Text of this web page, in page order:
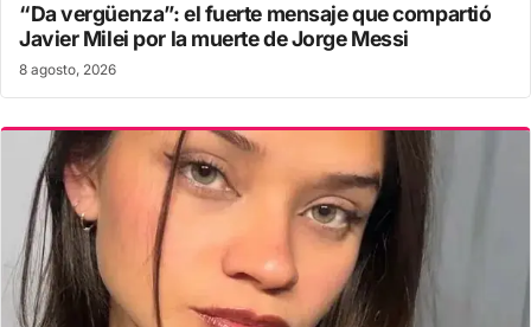
“Da vergüenza”: el fuerte mensaje que compartió
Javier Milei por la muerte de Jorge Messi
8 agosto, 2026